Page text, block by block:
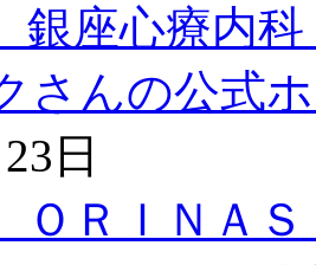
座心療内科
さんの公式
日
ＯＲＩＮＡ